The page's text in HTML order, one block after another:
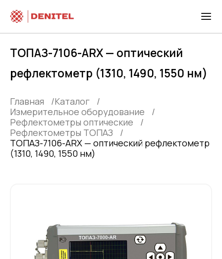
ТОПАЗ-7106-ARX — оптический
рефлектометр (1310, 1490, 1550 нм)
Главная
Каталог
Измерительное оборудование
Рефлектометры оптические
Рефлектометры ТОПАЗ
ТОПАЗ-7106-ARX — оптический рефлектометр
(1310, 1490, 1550 нм)